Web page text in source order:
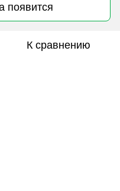
появится
К сравнению